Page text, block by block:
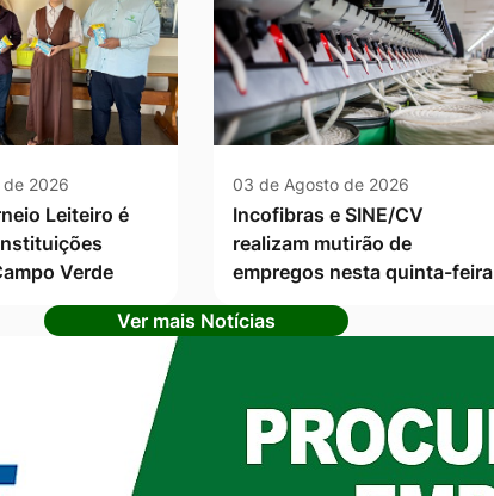
2026
Leiteiro é
Verde
03 de Agosto de 2026
Incofibras e SINE/CV
realizam mutirão de
empregos nesta quinta-feira
Ver mais Notícias